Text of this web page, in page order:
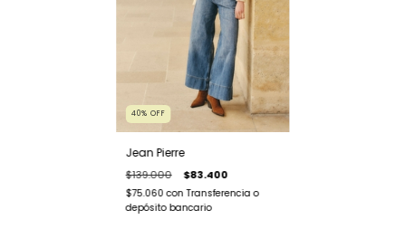
40% OFF
Jean Pierre
$139.000 $83.400
$75.060con Transferencia o
depósito bancario